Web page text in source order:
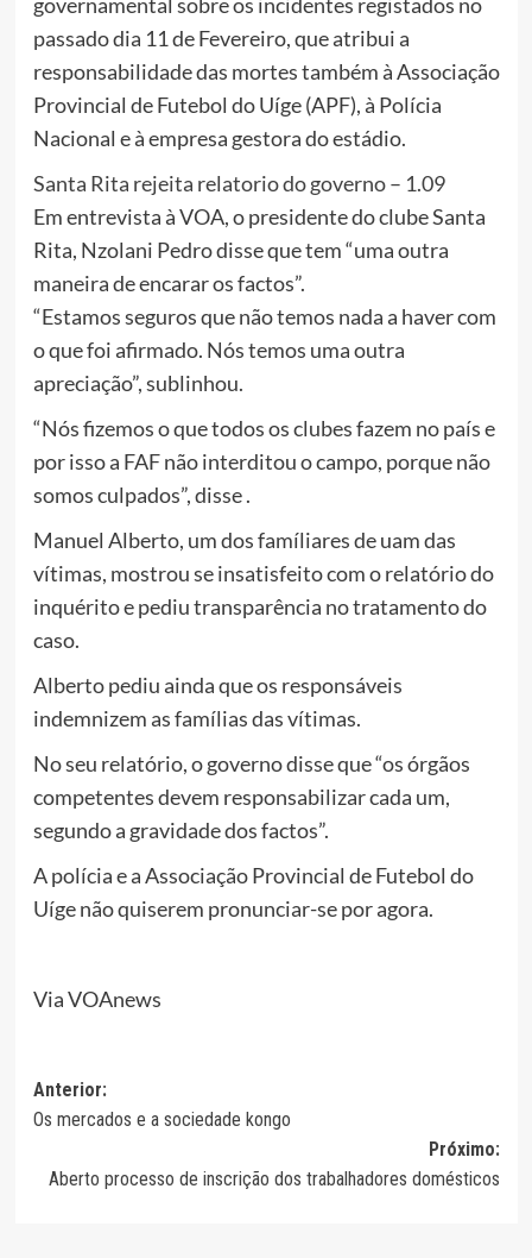
passado dia 11 de Fevereiro, que atribui a
responsabilidade das mortes também à Associação
Provincial de Futebol do Uíge (APF), à Polícia
Nacional e à empresa gestora do estádio.
Santa Rita rejeita relatorio do governo – 1.09
Em entrevista à VOA, o presidente do clube Santa
Rita, Nzolani Pedro disse que tem “uma outra
maneira de encarar os factos”.
“Estamos seguros que não temos nada a haver com
o que foi afirmado. Nós temos uma outra
apreciação”, sublinhou.
“Nós fizemos o que todos os clubes fazem no país e
por isso a FAF não interditou o campo, porque não
somos culpados”, disse .
Manuel Alberto, um dos famíliares de uam das
vítimas, mostrou se insatisfeito com o relatório do
inquérito e pediu transparência no tratamento do
caso.
Alberto pediu ainda que os responsáveis
indemnizem as famílias das vítimas.
No seu relatório, o governo disse que “os órgãos
competentes devem responsabilizar cada um,
segundo a gravidade dos factos”.
A polícia e a Associação Provincial de Futebol do
Uíge não quiserem pronunciar-se por agora.
Via VOAnews
Navegação
de
artigos
Anterior:
Os mercados e a sociedade kongo
Próximo:
Aberto processo de inscrição dos trabalhadores domésticos